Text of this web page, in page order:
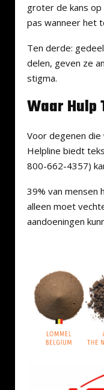
groter de kans op
pas wanneer het
Ten derde:
delen, geven ze
stigma.
Waar Hulp
Voor degenen
Helpline biedt
800-662-4357)
39% van mensen
alleen moet
aandoeningen